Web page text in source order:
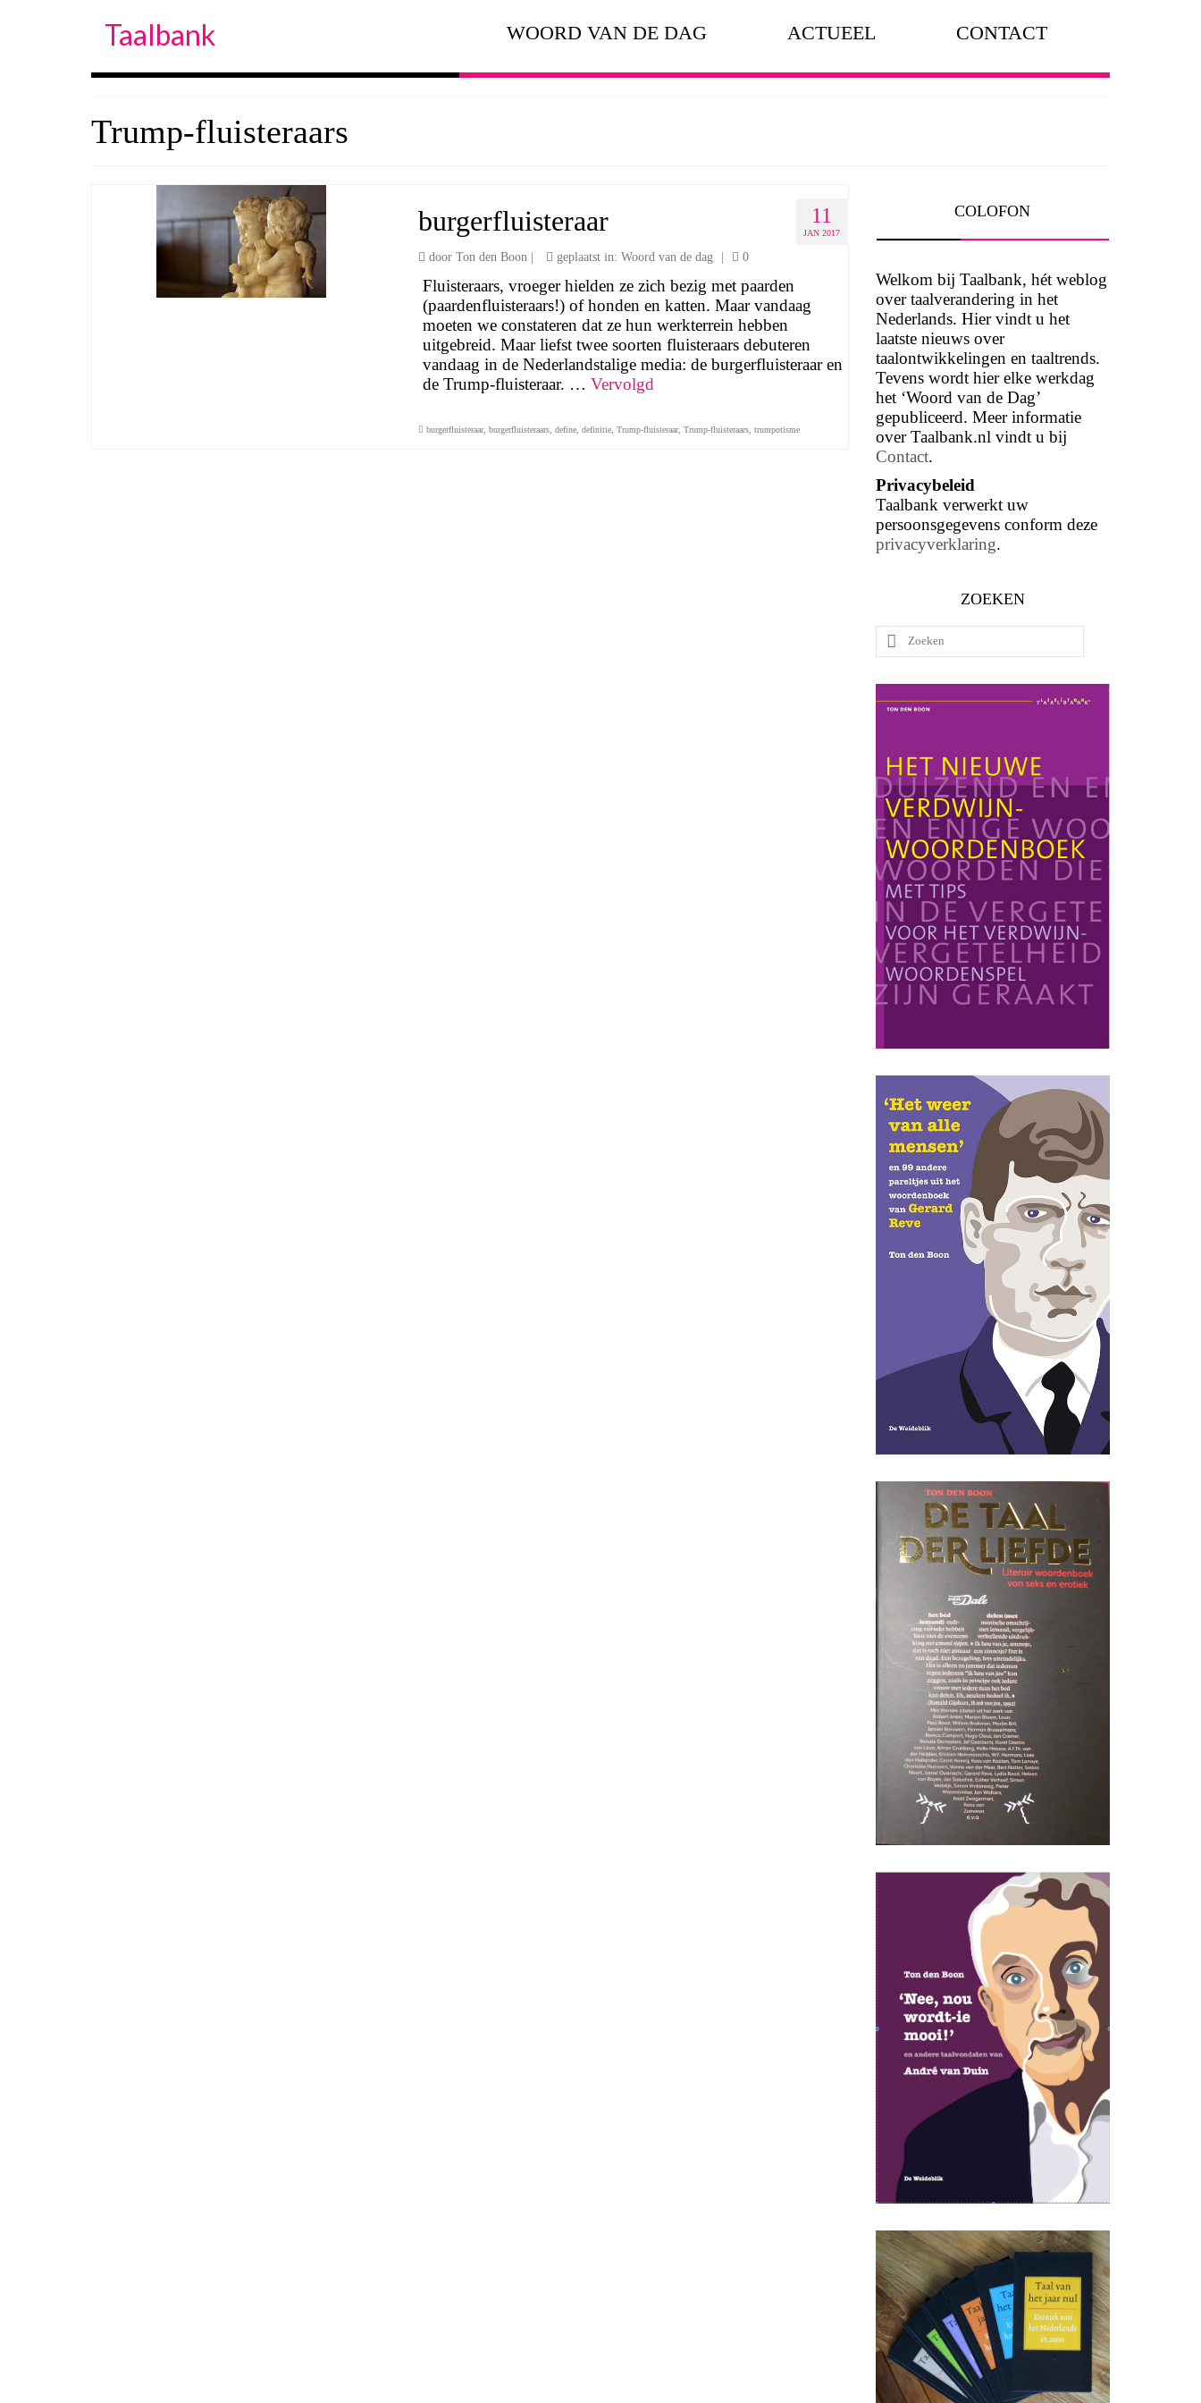
Taalbank WOORD VAN DE DAG ACTUEEL CONTACT
Trump-fluisteraars
11
JAN 2017
burgerfluisteraar
door Ton den Boon| geplaatst in: Woord van de dag 0
Fluisteraars, vroeger hielden ze zich bezig met paarden
(paardenfluisteraars!) of honden en katten. Maar vandaag
moeten we constateren dat ze hun werkterrein hebben
uitgebreid. Maar liefst twee soorten fluisteraars debuteren
vandaag in de Nederlandstalige media: de burgerfluisteraar en
de Trump-fluisteraar. … Vervolgd
burgerfluisteraar, burgerfluisteraars, define, definitie, Trump-fluisteraar, Trump-fluisteraars, trumpotisme
COLOFON
Welkom bij Taalbank, hét weblog
over taalverandering in het
Nederlands. Hier vindt u het
laatste nieuws over
taalontwikkelingen en taaltrends.
Tevens wordt hier elke werkdag
het ‘Woord van de Dag’
gepubliceerd. Meer informatie
over Taalbank.nl vindt u bij
Contact.
Privacybeleid
Taalbank verwerkt uw
persoonsgegevens conform deze
privacyverklaring.
ZOEKEN
Zoeken
naar: